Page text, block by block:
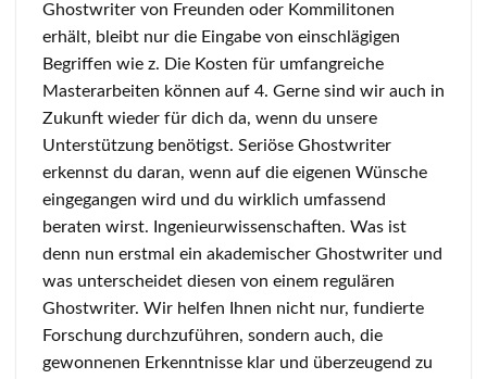
Ghostwriter von Freunden oder Kommilitonen
erhält, bleibt nur die Eingabe von einschlägigen
Begriffen wie z. Die Kosten für umfangreiche
Masterarbeiten können auf 4. Gerne sind wir auch in
Zukunft wieder für dich da, wenn du unsere
Unterstützung benötigst. Seriöse Ghostwriter
erkennst du daran, wenn auf die eigenen Wünsche
eingegangen wird und du wirklich umfassend
beraten wirst. Ingenieurwissenschaften. Was ist
denn nun erstmal ein akademischer Ghostwriter und
was unterscheidet diesen von einem regulären
Ghostwriter. Wir helfen Ihnen nicht nur, fundierte
Forschung durchzuführen, sondern auch, die
gewonnenen Erkenntnisse klar und überzeugend zu